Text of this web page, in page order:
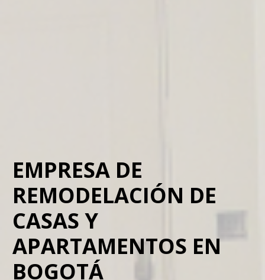
EMPRESA DE
REMODELACIÓN DE
CASAS Y
APARTAMENTOS EN
BOGOTÁ